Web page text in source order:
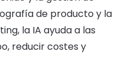
de producto y la
la IA ayuda a las
reducir costes y